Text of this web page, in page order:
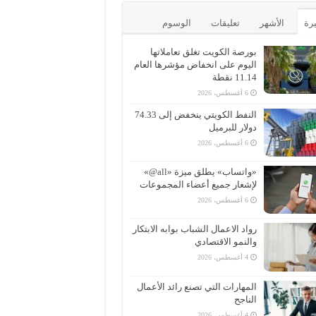
الأشهر تعليقات الوسوم
بورصة الكويت تغلق تعاملاتها
اليوم على انخفاض مؤشرها العام
11.14 نقطة
6 أغسطس، 2026
النفط الكويتي ينخفض إلى 74.33
دولار للبرميل
6 أغسطس، 2026
«واتساب» يطلق ميزة «all@»
لإشعار جميع أعضاء المجموعات
6 أغسطس، 2026
رواد الاعمال الشباب بوابه الابتكار
والنمو الاقتصادي
4 أغسطس، 2026
المهارات التي تصنع رائد الأعمال
الناجح